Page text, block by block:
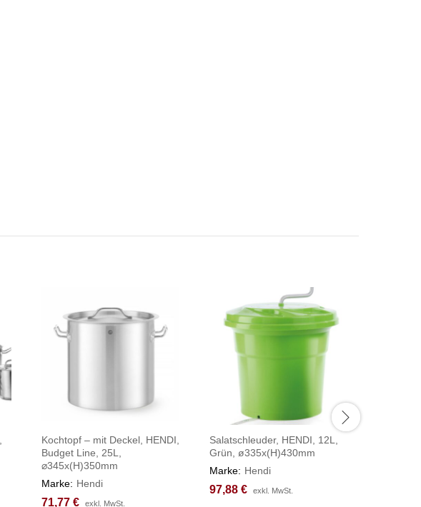
Kochtopf – mit Deckel, HENDI,
Budget Line, 25L,
⌀345x(H)350mm
Marke: Hendi
71,77 € exkl. MwSt.
71,77 € exkl. MwSt.
Salatschleuder, HENDI, 12L,
Grün, ø335x(H)430mm
Marke: Hendi
97,88 € exkl. MwSt.
97,88 € exkl. MwSt.